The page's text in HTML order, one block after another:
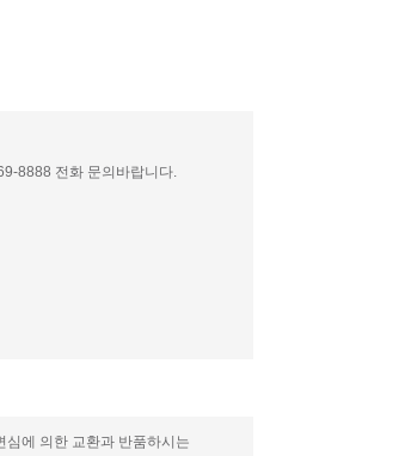
8888 전화 문의바랍니다.
심에 의한 교환과 반품하시는